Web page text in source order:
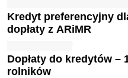
Kredyt preferencyjny
dopłaty z ARiMR
Dopłaty do kredytów –
rolników